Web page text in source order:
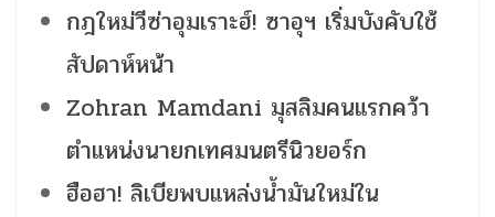
กฎใหม่วีซ่าอุมเราะฮ์! ซาอุฯ เริ่มบังคับใช้
สัปดาห์หน้า
Zohran Mamdani มุสลิมคนแรกคว้า
ตำแหน่งนายกเทศมนตรีนิวยอร์ก
ฮือฮา! ลิเบียพบแหล่งน้ำมันใหม่ใน